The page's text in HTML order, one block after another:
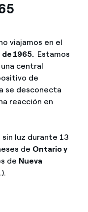
viajamos en el
1965. Estamos
central
de
se desconecta
reacción en
luz durante 13
de Ontario y
de Nueva